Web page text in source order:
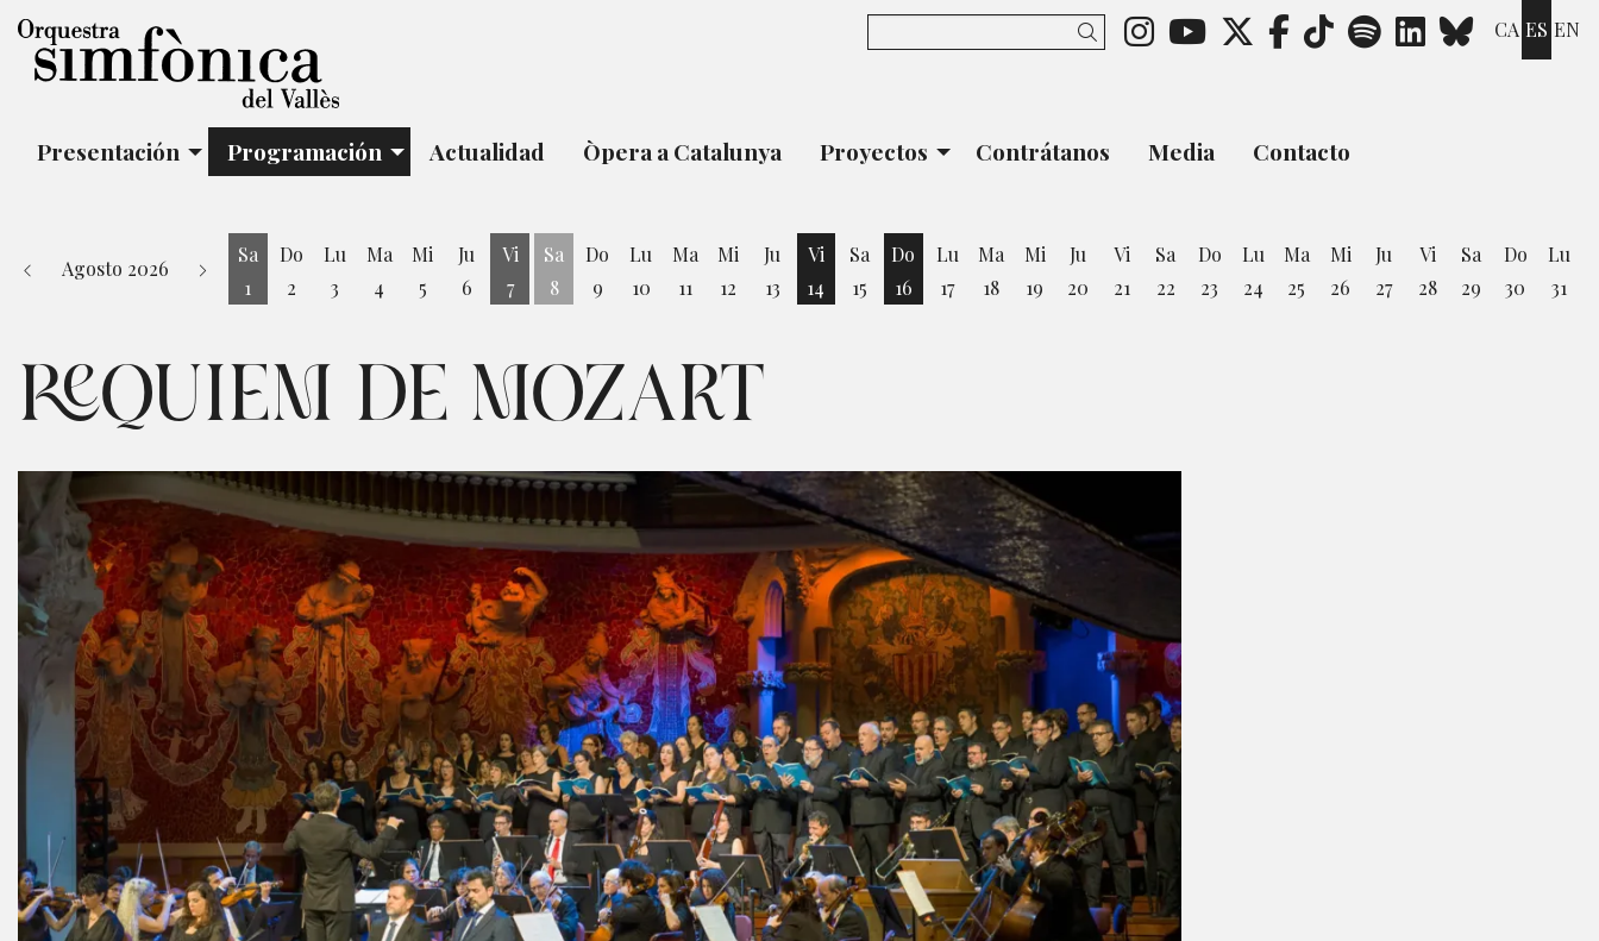
CA ES EN
Link a instagram
Link a youtube
Link a twitter
Link a facebook
Link a ticktok
Link a spotify
Link aLink a
Buscar
Presentación Programación Actualidad Òpera a Catalunya Proyectos Contrátanos Media Contacto
Agosto 2026
Sa
1
Do
2
Lu
3
Ma
4
Mi
5
Ju
6
Vi
7
Sa
8
Do
9
Lu
10
Ma
11
Mi
12
Ju
13
Vi
14
Sa
15
Do
16
Lu
17
Ma
18
Mi
19
Ju
20
Vi
21
Sa
22
Do
23
Lu
24
Ma
25
Mi
26
Ju
27
Vi
28
Sa
29
Do
30
Lu
31
REQUIEM DE MOZART